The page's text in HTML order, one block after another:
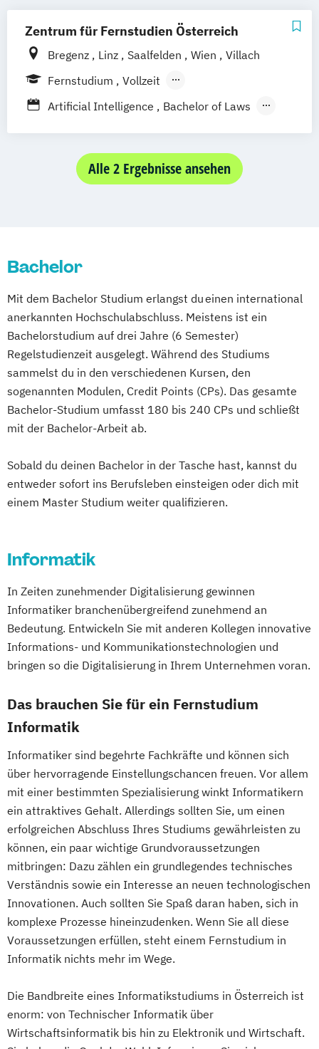
Vöcklabruck Leonding
Gesundheits- und Sozialmanagement
Personal im Gesundheitswesen
Maschinenbau Mechatronik
Pflegemanagement
Psychologie
Wirtschaftspsychologie
Zentrum für Fernstudien Österreich
Bregenz Linz Saalfelden Wien
Villach
Fernstudium
Vollzeit
Berufsbegleitendes Präsenzstudium
Artificial Intelligence
Bachelor of Laws
Geschichte Europas - Epochen
Umbrüche Verflechtungen Informatik
Softwareentwicklung
Rechtswissenschaften
Nawi-Tec für Schüler*innen
Neuere deutsche Literatur im
medienkulturellen Kontext
Philosophie - Philosophie im europäischen
Kontext
Politikwissenschaft – Regieren und
Politikwissenschaft
Verwaltungswissenschaft Soziologie
Praktische Informatik
Psychologie
Volkswirtschaft
Wirtschaftswissenschaft
Wirtschaftswissenschaft für Ingenieur/-
innen und Naturwissenschaftler/-innen
Alle 2 Ergebnisse ansehen
Bachelor
Mit dem Bachelor Studium erlangst du einen international
anerkannten Hochschulabschluss. Meistens ist ein
Bachelorstudium auf drei Jahre (6 Semester)
Regelstudienzeit ausgelegt. Während des Studiums
sammelst du in den verschiedenen Kursen, den
sogenannten Modulen, Credit Points (CPs). Das gesamte
Bachelor-Studium umfasst 180 bis 240 CPs und schließt
mit der Bachelor-Arbeit ab.
Sobald du deinen Bachelor in der Tasche hast, kannst du
entweder sofort ins Berufsleben einsteigen oder dich mit
einem Master Studium weiter qualifizieren.
Informatik
In Zeiten zunehmender Digitalisierung gewinnen
Informatiker branchenübergreifend zunehmend an
Bedeutung. Entwickeln Sie mit anderen Kollegen innovative
Informations- und Kommunikationstechnologien und
bringen so die Digitalisierung in Ihrem Unternehmen voran.
Das brauchen Sie für ein Fernstudium
Informatik
Informatiker sind begehrte Fachkräfte und können sich
über hervorragende Einstellungschancen freuen. Vor allem
mit einer bestimmten Spezialisierung winkt Informatikern
ein attraktives Gehalt. Allerdings sollten Sie, um einen
erfolgreichen Abschluss Ihres Studiums gewährleisten zu
können, ein paar wichtige Grundvoraussetzungen
mitbringen: Dazu zählen ein grundlegendes technisches
Verständnis sowie ein Interesse an neuen technologischen
Innovationen. Auch sollten Sie Spaß daran haben, sich in
komplexe Prozesse hineinzudenken. Wenn Sie all diese
Voraussetzungen erfüllen, steht einem Fernstudium in
Informatik nichts mehr im Wege.
Die Bandbreite eines Informatikstudiums in Österreich ist
enorm: von Technischer Informatik über
Wirtschaftsinformatik bis hin zu Elektronik und Wirtschaft.